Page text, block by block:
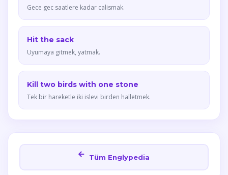
Gece gec saatlere kadar calismak.
Hit the sack
Uyumaya gitmek, yatmak.
Kill two birds with one stone
Tek bir hareketle iki islevi birden halletmek.
Tüm Englypedia